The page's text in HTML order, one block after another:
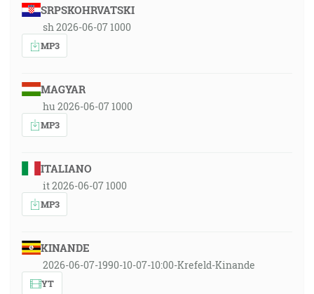
SRPSKOHRVATSKI
sh 2026-06-07 1000
MP3
MAGYAR
hu 2026-06-07 1000
MP3
ITALIANO
it 2026-06-07 1000
MP3
KINANDE
2026-06-07-1990-10-07-10:00-Krefeld-Kinande
YT